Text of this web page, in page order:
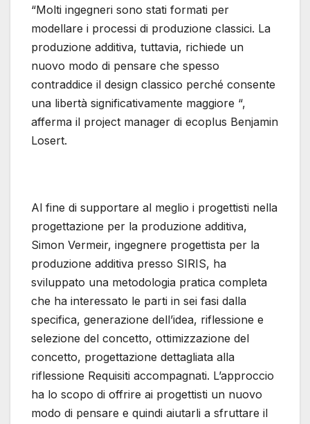
“Molti ingegneri sono stati formati per
modellare i processi di produzione classici. La
produzione additiva, tuttavia, richiede un
nuovo modo di pensare che spesso
contraddice il design classico perché consente
una libertà significativamente maggiore “,
afferma il project manager di ecoplus Benjamin
Losert.
Al fine di supportare al meglio i progettisti nella
progettazione per la produzione additiva,
Simon Vermeir, ingegnere progettista per la
produzione additiva presso SIRIS, ha
sviluppato una metodologia pratica completa
che ha interessato le parti in sei fasi dalla
specifica, generazione dell’idea, riflessione e
selezione del concetto, ottimizzazione del
concetto, progettazione dettagliata alla
riflessione Requisiti accompagnati. L’approccio
ha lo scopo di offrire ai progettisti un nuovo
modo di pensare e quindi aiutarli a sfruttare il